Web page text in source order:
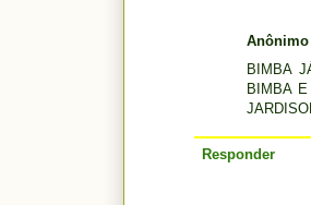
Anônimo
BIMBA
BIMBA
Responder